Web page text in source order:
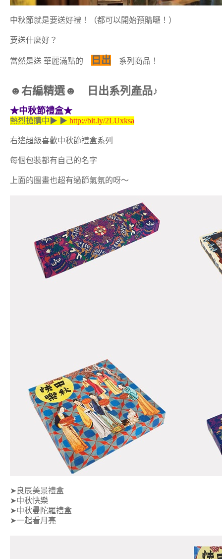
中秋節就是要送好禮！（都可以開始預購囉！）
要送什麼好？
當然是送 華麗滿點的 日出 系列商品！
☻右編精選☻ 日出系列產品♪
★中秋節禮盒★
熱烈搶購中▶ ▶ http://bit.ly/2LUxksa
右邊超級喜歡中秋節禮盒系列
每個包裝都有自己的名字
上面的圖畫也超有過節氣氛的呀～
➤良辰美景禮盒
➤中秋快樂
➤中秋曼陀羅禮盒
➤一起看月亮